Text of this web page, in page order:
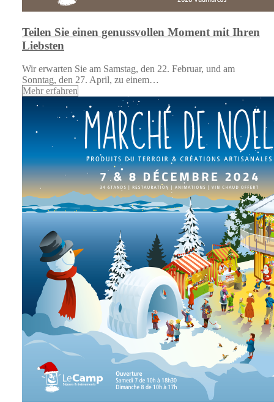
Teilen Sie einen genussvollen Moment mit Ihren
Liebsten
Wir erwarten Sie am Samstag, den 22. Februar, und am
Sonntag, den 27. April, zu einem…
Mehr erfahren